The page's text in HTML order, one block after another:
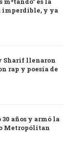
imperdible, y ya
Sharif llenaron
rap y poesía de
años y armó la
Metropólitan